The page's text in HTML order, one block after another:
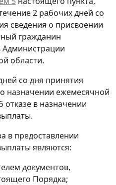
2 рабочих дней со
сведения о присвоении
гражданин
Администрации
области.
со дня принятия
назначении ежемесячной
в назначении
в предоставлении
являются:
документов,
Порядка;